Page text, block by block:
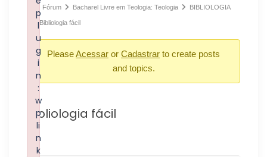
Fórum Bacharel Livre em Teologia: Teologia BIBLIOLOGIA
Bibliologia fácil
PleaseAcessar or Cadastrar to create posts
and topics.
Bibliologia fácil
p
l
u
g
i
n
:
w
p
li
n
k